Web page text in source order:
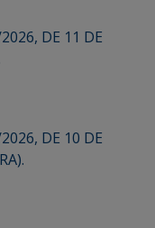
DE 11 DE
DE 10 DE